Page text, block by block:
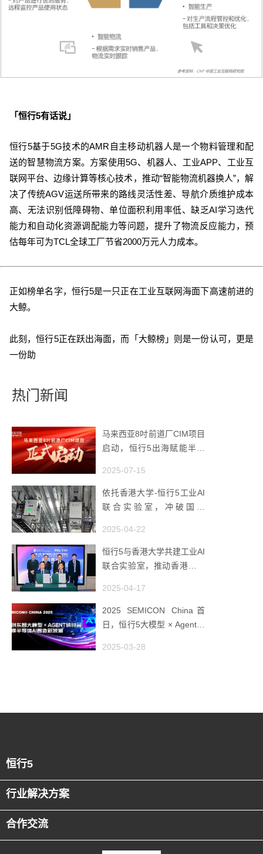
「恒行5有话说」
恒行5基于5G技术的AMR自主移动机器人是一个物料管理和配
送的智慧物流方案。方案使用5G、机器人、工业APP、工业互
联网平台、边缘计算等核心技术，推动“智能物流机器换人”， 解
决了传统AGV运送所带来的路线灵活性差、导航介质维护成本
高、无法识别低障碍物、单位面积利用率低、缺乏AI学习迭代
能力和自动化资源调配能力等问题，提升了物流反应能力，预
估每年可为TCL全球工厂节省2000万元人力成本。
正如榜单名字，恒行5是一只正在工业互联网海面下高速前进的
大鲸。
此刻，恒行5正在跃出海面，而「大鲸榜」则是一份认可，更是
一份助
热门新闻
马来西亚8吋前道厂CIM项目
启动，恒行5出海赋能半导
2025-07-15
依托香港大学-恒行5工业AI
联合实验室，冲破国产
2025-04-22
恒行5与香港大学共建工业AI
联合实验室，推动香港成为
2025-04-17
2025 SEMICON China首
日，恒行5大模型 × Agent研
潮
2025-03-28
恒行5
行业解决方案
合作交流